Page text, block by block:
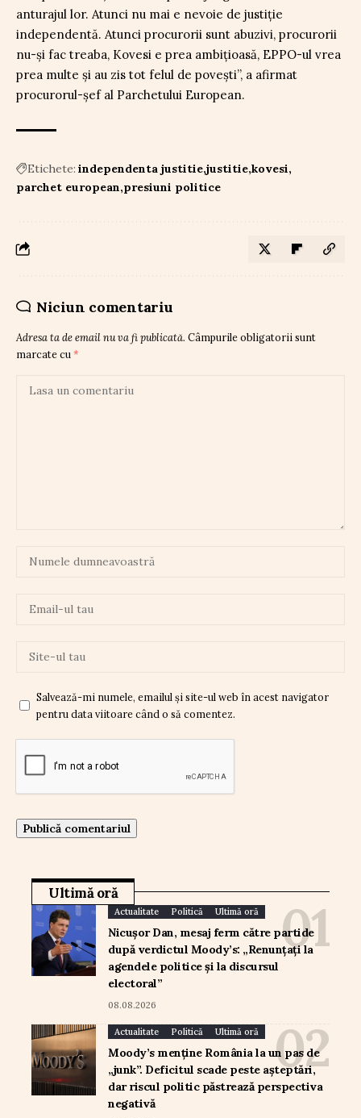
anturajul lor. Atunci nu mai e nevoie de justiție
independentă. Atunci procurorii sunt abuzivi, procurorii
nu-și fac treaba, Kovesi e prea ambițioasă, EPPO-ul vrea
prea multe și au zis tot felul de povești”, a afirmat
procurorul-șef al Parchetului European.
Etichete: independenta justitie justitie kovesi
parchet european presiuni politice
Niciun comentariu
Adresa ta de email nu va fi publicată. Câmpurile obligatorii sunt
marcate cu *
Salvează-mi numele, emailul și site-ul web în acest navigator
pentru data viitoare când o să comentez.
Ultimă oră
Actualitate Politică Ultimă oră
Nicușor Dan, mesaj ferm către partide
după verdictul Moody’s: „Renunțați la
agendele politice și la discursul
electoral”
08.08.2026
Actualitate Politică Ultimă oră
Moody’s menține România la un pas de
„junk”. Deficitul scade peste așteptări,
dar riscul politic păstrează perspectiva
negativă